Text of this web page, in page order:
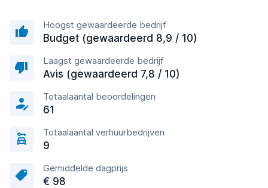
Hoogst gewaardeerde bedrijf
Budget (gewaardeerd 8,9 / 10)
Laagst gewaardeerde bedrijf
Avis (gewaardeerd 7,8 / 10)
Totaalaantal beoordelingen
61
Totaalaantal verhuurbedrijven
9
Gemiddelde dagprijs
€ 98